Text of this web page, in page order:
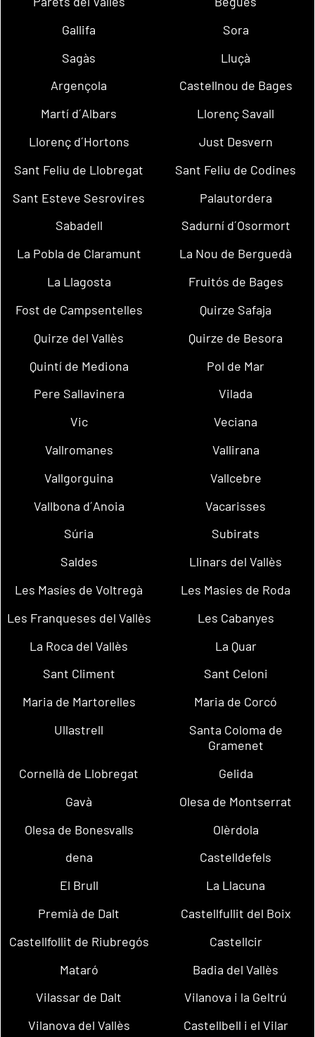
Gallifa
Sora
Sagàs
Lluçà
Argençola
Castellnou de Bages
Martí d´Albars
Llorenç Savall
Llorenç d´Hortons
Just Desvern
Sant Feliu de Llobregat
Sant Feliu de Codines
Sant Esteve Sesrovires
Palautordera
Sabadell
Sadurní d´Osormort
La Pobla de Claramunt
La Nou de Berguedà
La Llagosta
Fruitós de Bages
Fost de Campsentelles
Quirze Safaja
Quirze del Vallès
Quirze de Besora
Quintí de Mediona
Pol de Mar
Pere Sallavinera
Vilada
Vic
Veciana
Vallromanes
Vallirana
Vallgorguina
Vallcebre
Vallbona d´Anoia
Vacarisses
Súria
Subirats
Saldes
Llinars del Vallès
Les Masíes de Voltregà
Les Masies de Roda
Les Franqueses del Vallès
Les Cabanyes
La Roca del Vallès
La Quar
Sant Climent
Sant Celoni
Maria de Martorelles
Maria de Corcó
Ullastrell
Santa Coloma de
Gramenet
Cornellà de Llobregat
Gelida
Gavà
Olesa de Montserrat
Olesa de Bonesvalls
Olèrdola
dena
Castelldefels
El Brull
La Llacuna
Premià de Dalt
Castellfullit del Boix
Castellfollit de Riubregós
Castellcir
Mataró
Badia del Vallès
Vilassar de Dalt
Vilanova i la Geltrú
Vilanova del Vallès
Castellbell i el Vilar